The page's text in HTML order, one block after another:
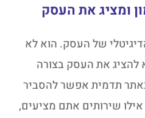
ומציג את העסק
של העסק. הוא לא
להציג את העסק בצורה
תדמית אפשר להסביר
שירותים אתם מציעים,